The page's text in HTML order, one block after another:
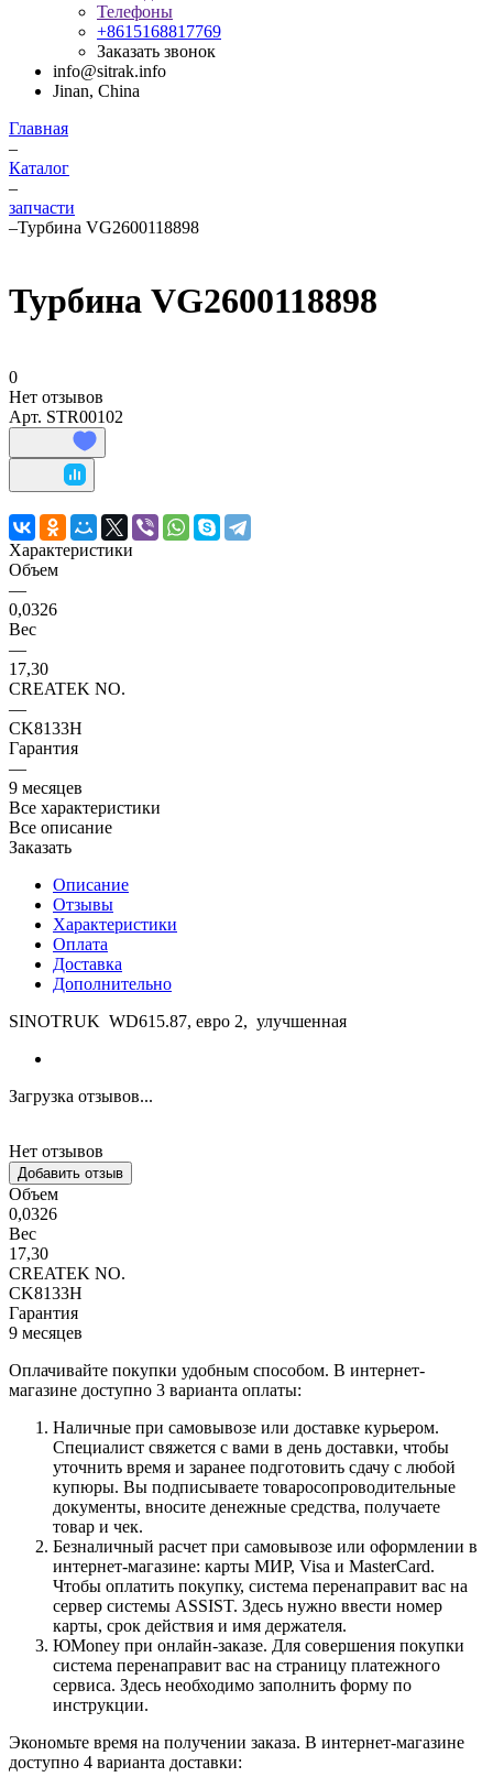
Телефоны
+8615168817769
Заказать звонок
info@sitrak.info
Jinan, China
Главная
–
Каталог
–
запчасти
–Турбина VG2600118898
Турбина VG2600118898
0
Нет отзывов
Арт. STR00102
Характеристики
Объем
—
0,0326
Вес
—
17,30
CREATEK NO.
—
CK8133H
Гарантия
—
9 месяцев
Все характеристики
Все описание
Заказать
Описание
Отзывы
Характеристики
Оплата
Доставка
Дополнительно
SINOTRUK WD615.87, евро 2, улучшенная
Загрузка отзывов...
Нет отзывов
Добавить отзыв
Объем
0,0326
Вес
17,30
CREATEK NO.
CK8133H
Гарантия
9 месяцев
Оплачивайте покупки удобным способом. В интернет-
магазине доступно 3 варианта оплаты:
Наличные при самовывозе или доставке курьером.
Специалист свяжется с вами в день доставки, чтобы
уточнить время и заранее подготовить сдачу с любой
купюры. Вы подписываете товаросопроводительные
документы, вносите денежные средства, получаете
товар и чек.
Безналичный расчет при самовывозе или оформлении в
интернет-магазине: карты МИР, Visa и MasterCard.
Чтобы оплатить покупку, система перенаправит вас на
сервер системы ASSIST. Здесь нужно ввести номер
карты, срок действия и имя держателя.
ЮMoney при онлайн-заказе. Для совершения покупки
система перенаправит вас на страницу платежного
сервиса. Здесь необходимо заполнить форму по
инструкции.
Экономьте время на получении заказа. В интернет-магазине
доступно 4 варианта доставки: